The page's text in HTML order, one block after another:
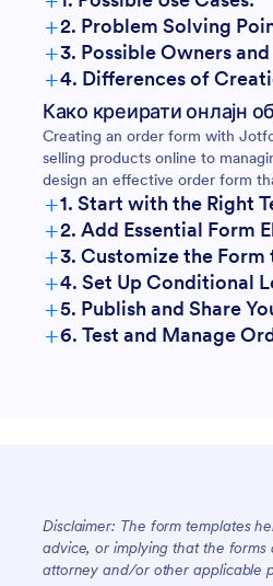
+2. Problem Solving
+3. Possible Owners and
+4. Differences of
Product Sales:
Service Bookings:
Event Orders:
Wholesale Orders:
Како креирати онлајн
Creating an order form with
selling products online to
design an effective order form
+1. Start with the Right
+2. Add Essential Form
+3. Customize the
+4. Set Up Conditional
+5. Publish and Share
+6. Test and Manage
Disclaimer: The form templates
advice, or implying that the
attorney and/or other applicable